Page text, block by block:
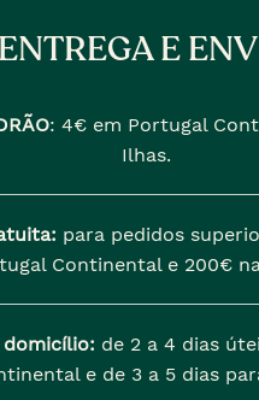
ENTREGA E
: 4€ em Portugal
Ilhas.
para pedidos
Continental e 200€
domicílio: de 2 a 4 dias
e de 3 a 5 dias